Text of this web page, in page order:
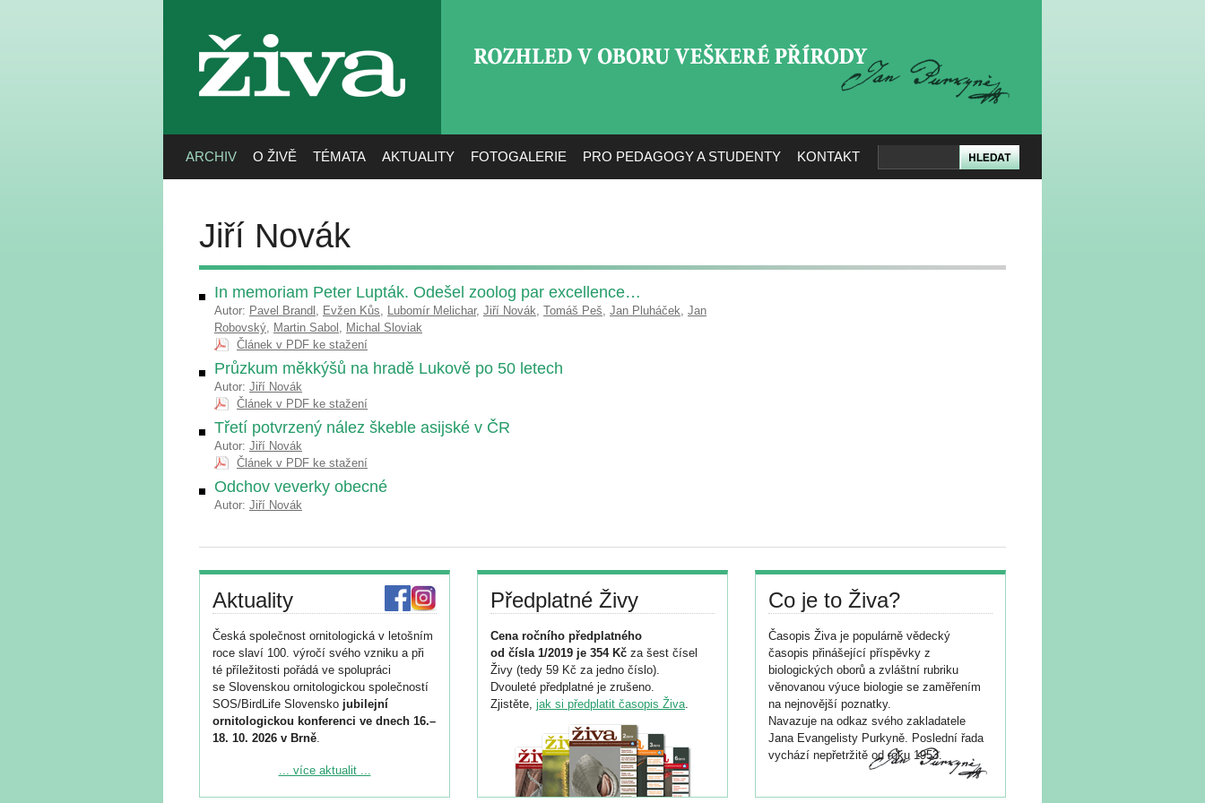
živa
ARCHIV O ŽIVĚ TÉMATA AKTUALITY FOTOGALERIE PRO PEDAGOGY A STUDENTY KONTAKT
Jiří Novák
In memoriam Peter Lupták. Odešel zoolog par excellence…
Autor: Pavel Brandl , Evžen Kůs, Lubomír Melichar, Jiří Novák, Tomáš Peš, Jan Pluháček, Jan
Robovský, Martin Sabol , Michal Sloviak
Článek v PDF ke stažení
Průzkum měkkýšů na hradě Lukově po 50 letech
Autor: Jiří Novák
Článek v PDF ke stažení
Třetí potvrzený nález škeble asijské v ČR
Autor: Jiří Novák
Článek v PDF ke stažení
Odchov veverky obecné
Autor: Jiří Novák
Aktuality
Česká společnost ornitologická v letošním
roce slaví 100. výročí svého vzniku a při
té příležitosti pořádá ve spolupráci
se Slovenskou ornitologickou společností
SOS/BirdLife Slovensko jubilejní
ornitologickou konferenci ve dnech 16.–
18. 10. 2026 v Brně.
Podrobnější informace ke konferenci
... více aktualit ...
Předplatné Živy
Cena ročního předplatného
od čísla 1/2019 je 354 Kč za šest čísel
Živy (tedy 59 Kč za jedno číslo).
Dvouleté předplatné je zrušeno.
Zjistěte, jak si předplatit časopis Živa.
Co je to Živa?
Časopis Živa je populárně vědecký
časopis přinášející příspěvky z
biologických oborů a zvláštní rubriku
věnovanou výuce biologie se zaměřením
na nejnovější poznatky.
Navazuje na odkaz svého zakladatele
Jana Evangelisty Purkyně. Poslední řada
vychází nepřetržitě od roku 1953.